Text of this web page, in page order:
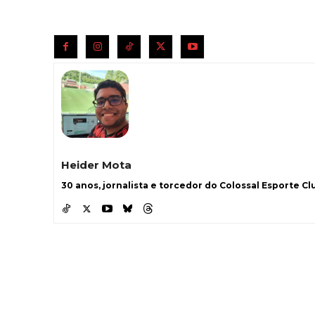
Heider Mota
30 anos, jornalista e torcedor do Colossal Esporte